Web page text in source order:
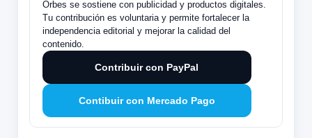
Orbes se sostiene con publicidad y productos digitales.
Tu contribución es voluntaria y permite fortalecer la
independencia editorial y mejorar la calidad del
contenido.
Contribuir con PayPal
Contibuir con Mercado Pago